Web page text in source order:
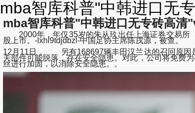
mba智库科普"中韩进口无
mba智库科普"中韩进口无专砖高
2000年，年仅35岁的朱从玖出任上海证券交易所（
股上市。-lxhl9tdjdbzl-中国足协主席陈戌源，被查。
12月11日， 另有168697辆丰田汉兰达的召回原因
关部件可能脱落，存在安全隐患。对此，公司将免费
丝进行加固，以消除安全隐患。。